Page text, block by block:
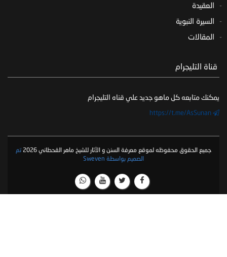
العقيدة
السيرة النبوية
المقالات
‏ قناة التليجرام
يمكنك متابعه كل ماهو جديد علي قناه التليجرام
جميع الحقوق محفوظه لموقع معرفة السنن و الآثار للشيخ ماهر القحطاني 2026
تم
الصميم بواسطة Sweven